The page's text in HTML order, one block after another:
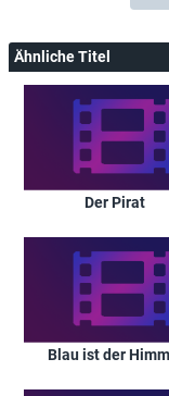
Ähnliche Titel
Der Pirat
Blau ist der